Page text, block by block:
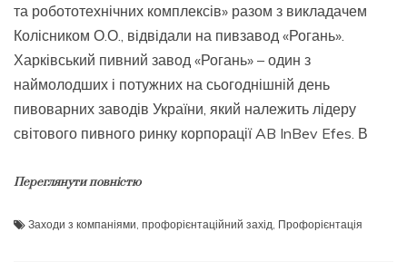
та робототехнічних комплексів» разом з викладачем
Колісником О.О., відвідали на пивзавод «Рогань».
Харківський пивний завод «Рогань» – один з
наймолодших і потужних на сьогоднішній день
пивоварних заводів України, який належить лідеру
світового пивного ринку корпорації AB InBev Efes. В
Переглянути повністю
Заходи з компаніями профорієнтаційний захід Профорієнтація